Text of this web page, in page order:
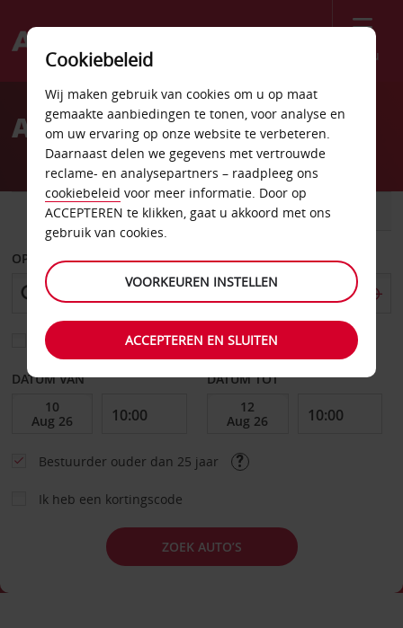
Menu
Welcome
AvisAutoverhuur Slidell
AUTO BESTELWAGEN
OPHALEN OP
Kies een ander afleverpunt
DATUM VAN DATUM TOT
Bestuurder ouder dan 25 jaar
Ik heb een kortingscode
ZOEK AUTO’S
Cookiebeleid
Wij maken gebruik van cookies om u op maat
gemaakte aanbiedingen te tonen, voor analyse en
om uw ervaring op onze website te verbeteren.
Daarnaast delen we gegevens met vertrouwde
reclame- en analysepartners – raadpleeg ons
cookiebeleid voor meer informatie. Door op
ACCEPTEREN te klikken, gaat u akkoord met ons
gebruik van cookies.
VOORKEUREN INSTELLEN
ACCEPTEREN EN SLUITEN